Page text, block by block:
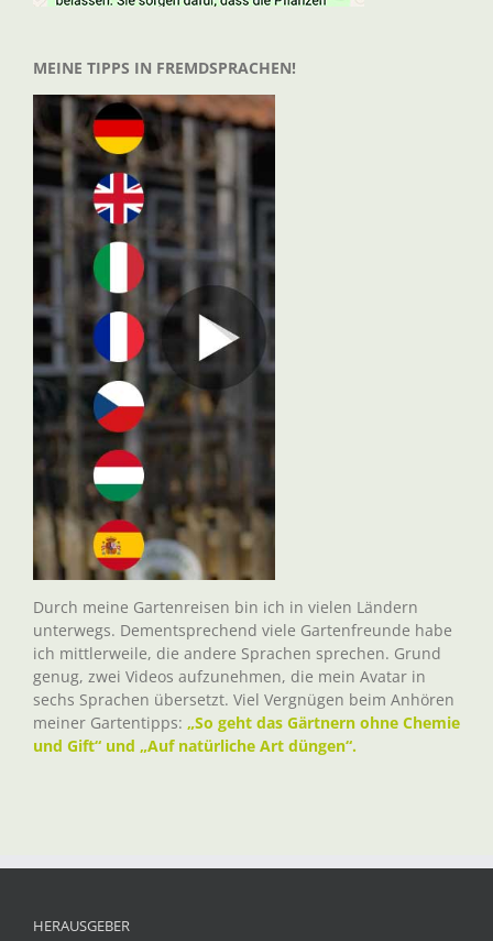
MEINE TIPPS IN FREMDSPRACHEN!
Durch meine Gartenreisen bin ich in vielen Ländern
unterwegs. Dementsprechend viele Gartenfreunde habe
ich mittlerweile, die andere Sprachen sprechen. Grund
genug, zwei Videos aufzunehmen, die mein Avatar in
sechs Sprachen übersetzt. Viel Vergnügen beim Anhören
meiner Gartentipps: „So geht das Gärtnern ohne Chemie
und Gift“ und „Auf natürliche Art düngen“.
HERAUSGEBER